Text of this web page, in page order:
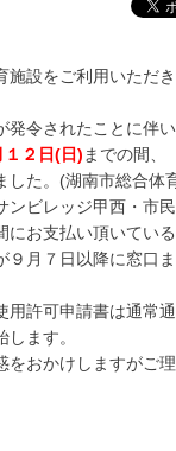
施設をご利用いただ
発令されたことに伴
２ 日(日) までの間、
した。(湖南市総合体
ンビレッジ甲西・市
にお支払い頂いてい
９月７日以降に窓口
用許可申請書は通常
ます。
をおかけしますがご